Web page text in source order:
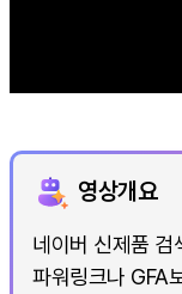
영상개요
네이버 신제품 검
파워링크나 GFA